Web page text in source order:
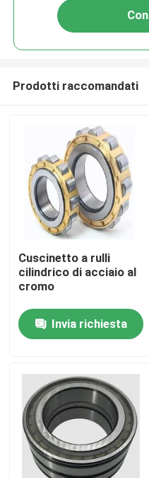
Casa.
Su di noi
Visita alla fabbrica
Prodotti raccomandati
Cuscinetto a rulli
cilindrico di acciaio al
cromo
Invia richiesta